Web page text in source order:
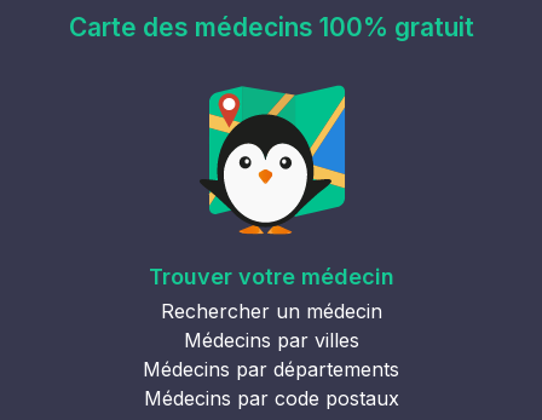
Carte des médecins 100% gratuit
Trouver votre médecin
Rechercher un médecin
Médecins par villes
Médecins par départements
Médecins par code postaux